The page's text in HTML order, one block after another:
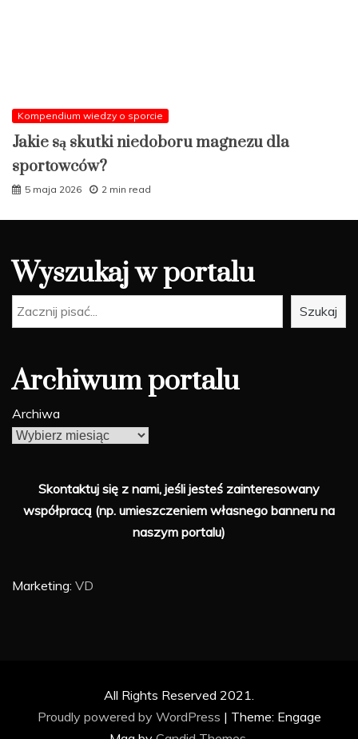
Kompendium wiedzy o sporcie
Jakie są skutki niedoboru magnezu dla
sportowców?
5 maja 2026 2 min read
Wyszukaj w portalu
Szukaj Szukaj
Archiwum portalu
Archiwa
Skontaktuj się z nami, jeśli jesteś zainteresowany
współpracą (np. umieszczeniem własnego banneru na
naszym portalu)
Marketing: VD
All Rights Reserved 2021.
Proudly powered by WordPress | Theme: Engage